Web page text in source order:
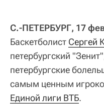
С.-ПЕТЕРБУРГ, 17
Баскетболист Сергей
петербургский
петербургские
самым ценным
Единой лиги ВТБ.